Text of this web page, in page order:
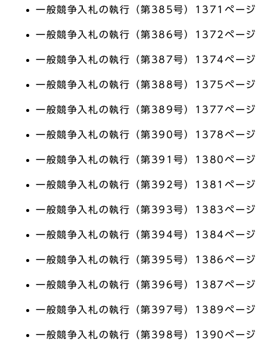
一般競争入札の執行（第385号）1371ページ
一般競争入札の執行（第386号）1372ページ
一般競争入札の執行（第387号）1374ページ
一般競争入札の執行（第388号）1375ページ
一般競争入札の執行（第389号）1377ページ
一般競争入札の執行（第390号）1378ページ
一般競争入札の執行（第391号）1380ページ
一般競争入札の執行（第392号）1381ページ
一般競争入札の執行（第393号）1383ページ
一般競争入札の執行（第394号）1384ページ
一般競争入札の執行（第395号）1386ページ
一般競争入札の執行（第396号）1387ページ
一般競争入札の執行（第397号）1389ページ
一般競争入札の執行（第398号）1390ページ